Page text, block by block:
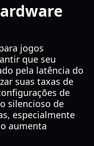
jogos
que seu
pela latência do
suas taxas de
de
silencioso de
especialmente
aumenta